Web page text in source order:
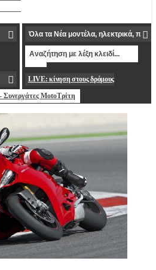
LIVE: κίνηση στους δρόμους
Συνεργάτες MotoΤρίτη